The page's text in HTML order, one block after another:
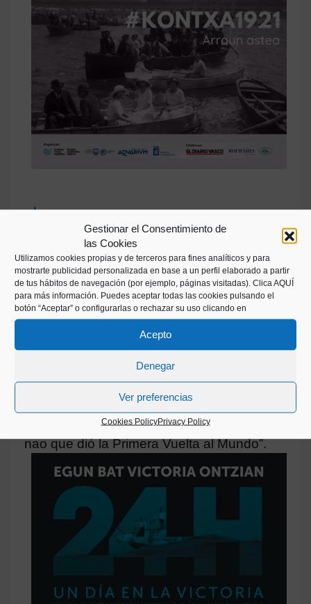
Gestionar el Consentimiento de
las Cookies
Utilizamos cookies propias y de terceros para fines analíticos y para
mostrarte publicidad personalizada en base a un perfil elaborado a partir
de tus hábitos de navegación (por ejemplo, páginas visitadas). Clica AQUÍ
para más información. Puedes aceptar todas las cookies pulsando el
botón “Aceptar” o configurarlas o rechazar su uso clicando en
Acepto
Denegar
Ver preferencias
Cookies PolicyPrivacy Policy
Download images or folder in .zip
25/06/2021 - EXPOSICIÓN TEMPORAL
24H. Un día en La Victoria
El Euskal Itsas Museoa presenta la
exposición “24H. Un día en la Victoria”
que invita a vivir un día y una noche en la
nao que dió la Primera Vuelta al Mundo”.